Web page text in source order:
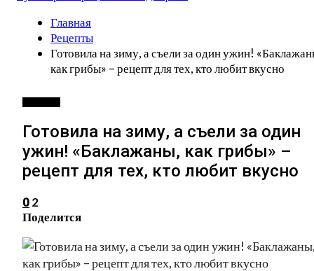
Главная
Рецепты
Готовила на зиму, а съели за один ужин!
как грибы» – рецепт для тех, кто любит вкусно
Готовила на зиму, а съели за один
ужин! «Баклажаны, как грибы» –
рецепт для тех, кто любит вкусно
0 2
Поделится